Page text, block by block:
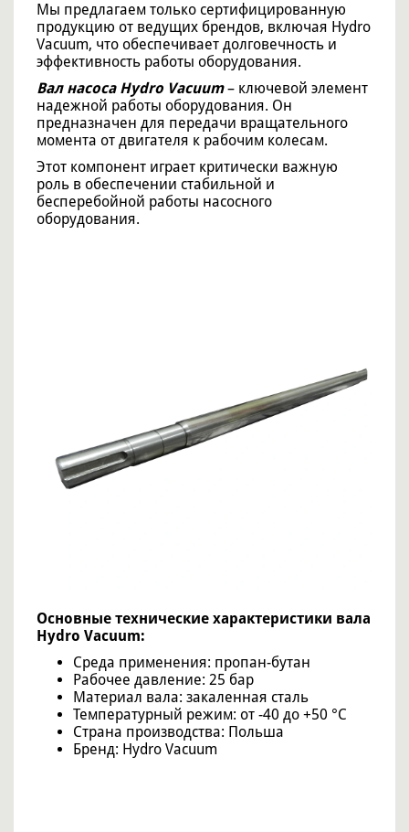
Мы предлагаем только сертифицированную
продукцию от ведущих брендов, включая Hydro
Vacuum, что обеспечивает долговечность и
эффективность работы оборудования.
Вал насоса Hydro Vacuum– ключевой элемент
надежной работы оборудования. Он
предназначен для передачи вращательного
момента от двигателя к рабочим колесам.
Этот компонент играет критически важную
роль в обеспечении стабильной и
бесперебойной работы насосного
оборудования.
Основные технические характеристики вала
Hydro Vacuum:
Среда применения: пропан-бутан
Рабочее давление: 25 бар
Материал вала: закаленная сталь
Температурный режим: от -40 до +50 °C
Страна производства: Польша
Бренд: Hydro Vacuum